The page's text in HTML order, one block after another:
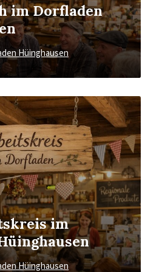
im Dorfladen
Hüinghausen
im
Hüinghausen